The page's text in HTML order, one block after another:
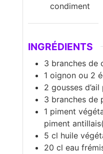
condiment
INGRÉDIENTS
3 branches de
1 oignon ou 2
2 gousses d’ail
3 branches de
1 piment
piment
5 cl huile
20 cl eau